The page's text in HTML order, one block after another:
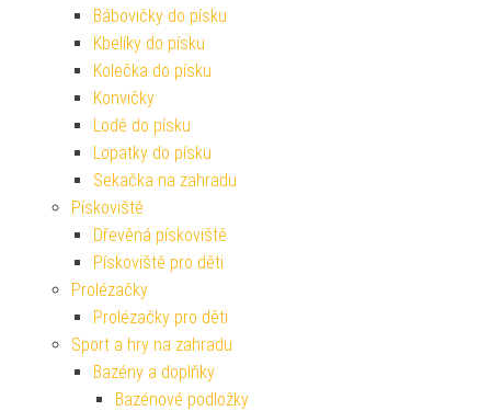
Bábovičky do písku
Kbelíky do písku
Kolečka do písku
Konvičky
Lodě do písku
Lopatky do písku
Sekačka na zahradu
Pískoviště
Dřevěná pískoviště
Pískoviště pro děti
Prolézačky
Prolézačky pro děti
Sport a hry na zahradu
Bazény a doplňky
Bazénové podložky